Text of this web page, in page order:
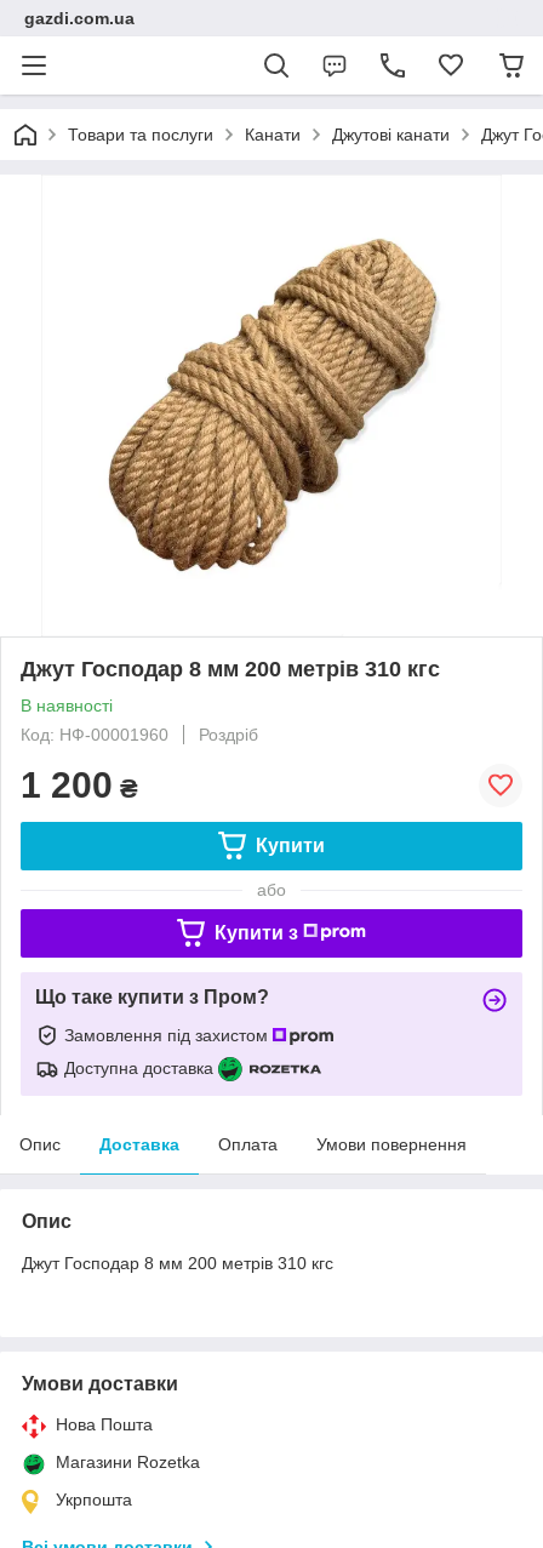
gazdi.com.ua
Товари та послуги Канати Джутові канати Джут
Джут Господар 8 мм 200 метрів 310 кгс
В наявності
Код: НФ-00001960
Роздріб
1 200 ₴
Купити
або
Купити з
Що таке купити з Пром?
Замовлення під захистом
Доступна доставка
Опис Доставка Оплата Умови повернення
Опис
Джут Господар 8 мм 200 метрів 310 кгс
Умови доставки
Нова Пошта
Магазини Rozetka
Укрпошта